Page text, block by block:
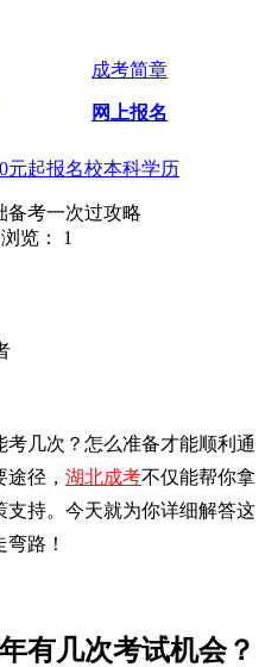
成考简章
网上报名
元起报名校本科学历
备考一次过攻略
浏览： 1
考几次？怎么准备才能顺利通
径， 湖北成考不仅能帮你拿
持。今天就为你详细解答这
路！
有几次考试机会？